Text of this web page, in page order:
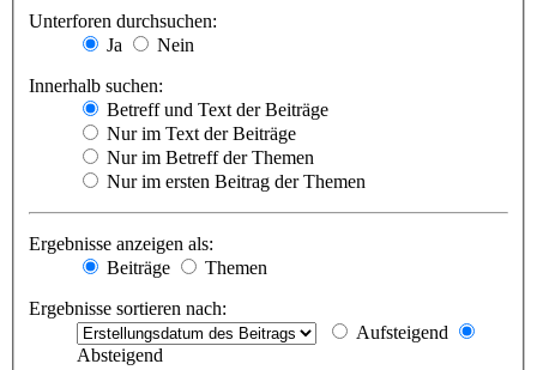
Unterforen durchsuchen:
Ja
Nein
Innerhalb suchen:
Betreff und Text der Beiträge
Nur im Text der Beiträge
Nur im Betreff der Themen
Nur im ersten Beitrag der Themen
Ergebnisse anzeigen als:
Beiträge
Themen
Ergebnisse sortieren nach:
Aufsteigend
Absteigend